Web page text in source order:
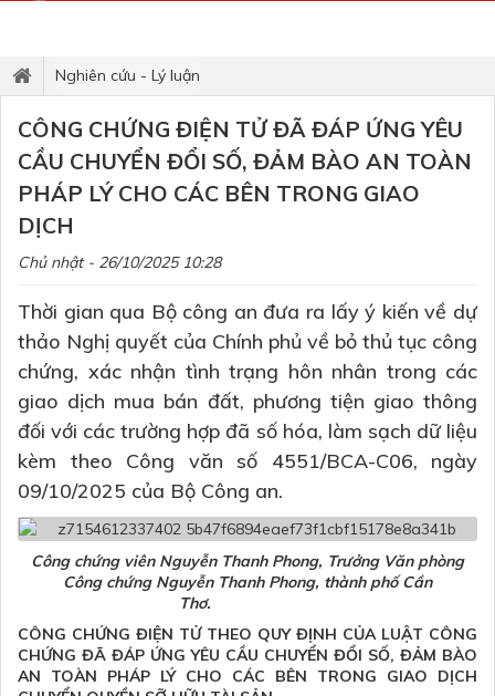
Nghiên cứu - Lý luận
CÔNG CHỨNG ĐIỆN TỬ ĐÃ ĐÁP ỨNG YÊU
CẦU CHUYỂN ĐỔI SỐ, ĐẢM BÀO AN TOÀN
PHÁP LÝ CHO CÁC BÊN TRONG GIAO
DỊCH
Chủ nhật - 26/10/2025 10:28
Thời gian qua Bộ công an đưa ra lấy ý kiến về dự
thảo Nghị quyết của Chính phủ về bỏ thủ tục công
chứng, xác nhận tình trạng hôn nhân trong các
giao dịch mua bán đất, phương tiện giao thông
đối với các trường hợp đã số hóa, làm sạch dữ liệu
kèm theo Công văn số 4551/BCA-C06, ngày
09/10/2025 của Bộ Công an.
Công chứng viên Nguyễn Thanh Phong, Trưởng Văn phòng
Công chứng Nguyễn Thanh Phong, thành phố Cần
Thơ.
CÔNG CHỨNG ĐIỆN TỬ THEO QUY ĐỊNH CỦA LUẬT CÔNG
CHỨNG ĐÃ ĐÁP ỨNG YÊU CẦU CHUYỂN ĐỔI SỐ, ĐẢM BÀO
AN TOÀN PHÁP LÝ CHO CÁC BÊN TRONG GIAO DỊCH